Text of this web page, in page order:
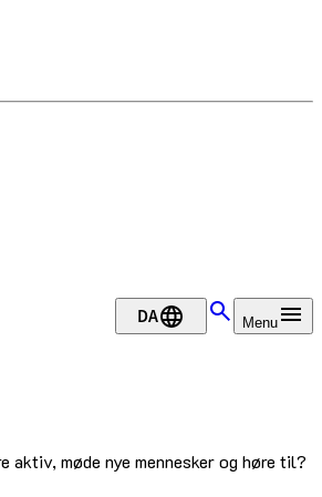
DA Menu
møde nye mennesker og høre til?